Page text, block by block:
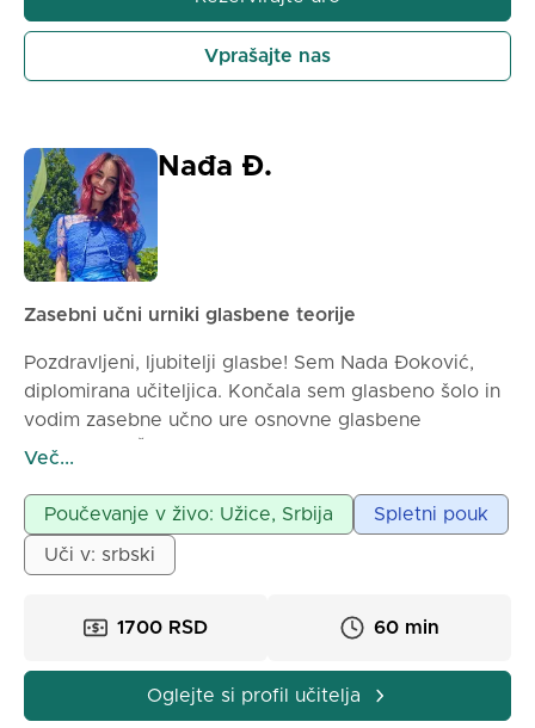
✅ Starši prejemajo poročila o delu in napredku
učenca
✅ Stalna podpora in dosegljivost za vsa vprašanja
✅ Ureje lahko potekajo preko spleta ali osebno
✅ Prijave so v teku 🤩
Vprašajte nas
Nađa Đ.
Zasebni učni urniki glasbene teorije
Pozdravljeni, ljubitelji glasbe! Sem Nada Đoković,
diplomirana učiteljica. Končala sem glasbeno šolo in
vodim zasebne učno ure osnovne glasbene
pismenosti. Če ste pripravljeni, da skupaj
umetnosti na svetu, se javite! 🎵
Več...
Poučevanje v živo: Užice, Srbija Spletni pouk
Uči v: srbski
1700 RSD 60 min
Oglejte si profil učitelja